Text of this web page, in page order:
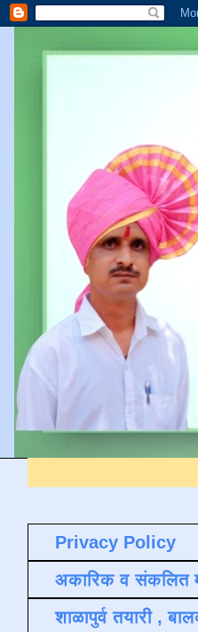
Privacy Policy
अकारिक व संकलित
शाळापुर्व तयारी ,